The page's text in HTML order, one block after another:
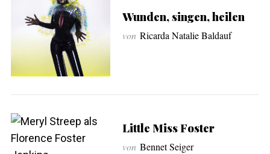
Wunden, singen, heilen
von Ricarda Natalie Baldauf
Little Miss Foster
von Bennet Seiger